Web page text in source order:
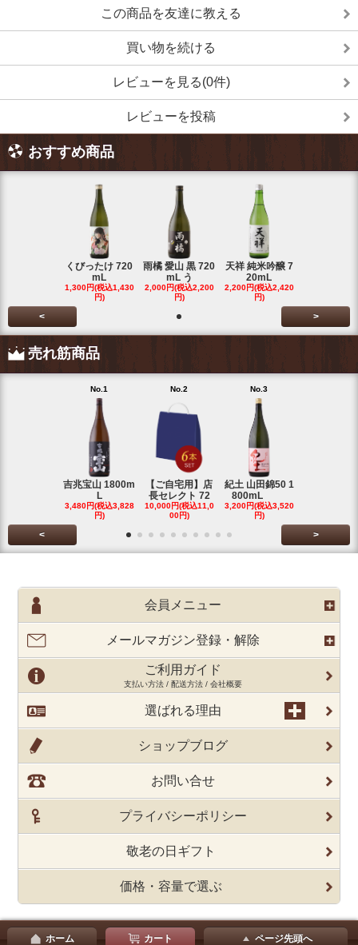
この商品を友達に教える
買い物を続ける
レビューを見る(0件)
レビューを投稿
おすすめ商品
くびったけ 720
mL
1,300円(税込1,430
円)
雨橘 愛山 黒 720
mL う
2,000円(税込2,200
円)
天祥 純米吟醸 7
20mL
2,200円(税込2,420
円)
< >
売れ筋商品
No.1
吉兆宝山 1800m
L
3,480円(税込3,828
円)
No.2
【ご自宅用】店
長セレクト 72
10,000円(税込11,0
00円)
No.3
紀土 山田錦50 1
800mL
3,200円(税込3,520
円)
< >
会員メニュー
メールマガジン登録・解除
ご利用ガイド
支払い方法 / 配送方法 / 会社概要
選ばれる理由
ショップブログ
お問い合せ
プライバシーポリシー
敬老の日ギフト
価格・容量で選ぶ
ホーム カート ページ先頭へ